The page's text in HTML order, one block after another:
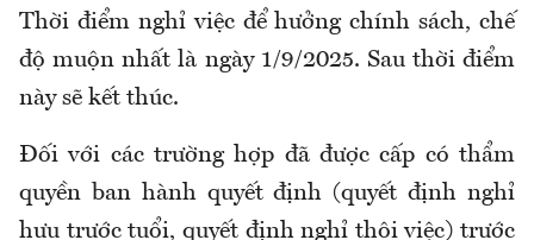
Thời điểm nghỉ việc để hưởng chính sách, chế
độ muộn nhất là ngày 1/9/2025. Sau thời điểm
này sẽ kết thúc.
Đối với các trường hợp đã được cấp có thẩm
quyền ban hành quyết định (quyết định nghỉ
hưu trước tuổi, quyết định nghỉ thôi việc) trước